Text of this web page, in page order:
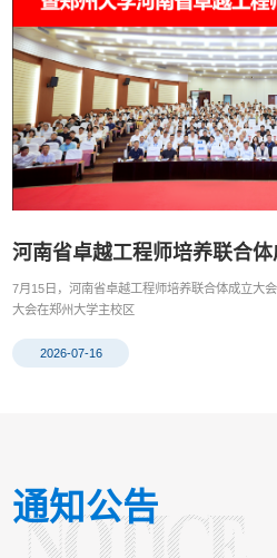
河南省卓越工程师培养联合
7月15日，河南省卓越工程师培养联合体成立大
大会在郑州大学主校区
2026-07-16
通知公告